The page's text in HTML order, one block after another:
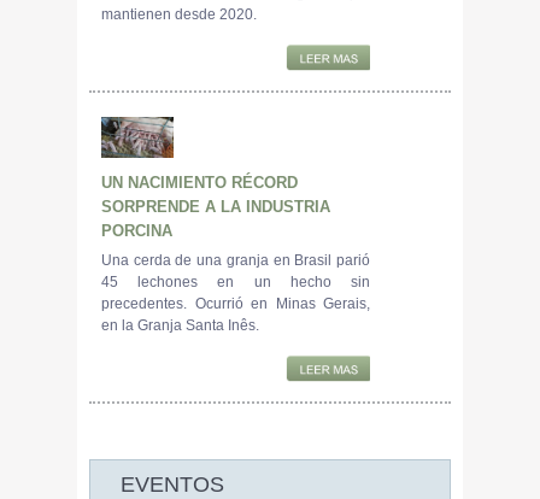
mantienen desde 2020.
UN NACIMIENTO RÉCORD
SORPRENDE A LA INDUSTRIA
PORCINA
Una cerda de una granja en Brasil parió
45 lechones en un hecho sin
precedentes. Ocurrió en Minas Gerais,
en la Granja Santa Inês.
EVENTOS